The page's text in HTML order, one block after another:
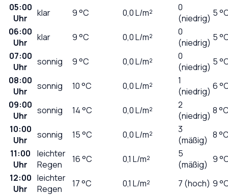
05:00
Uhr
klar 9°C 0,0L/m²
0
(niedrig) 5
06:00
Uhr
klar 9°C 0,0L/m²
0
(niedrig) 5
07:00
Uhr
sonnig 9°C 0,0L/m²
0
(niedrig) 5
08:00
Uhr
sonnig 10°C 0,0L/m²
1
(niedrig) 6
09:00
Uhr
sonnig 14°C 0,0L/m²
2
(niedrig) 8
10:00
Uhr
sonnig 15°C 0,0L/m²
3
(mäßig) 8
11:00
Uhr
leichter
Regen
16°C 0,1 L/m²
5
(mäßig) 9
12:00
Uhr
leichter
Regen
17°C 0,1 L/m² 7 (hoch) 9